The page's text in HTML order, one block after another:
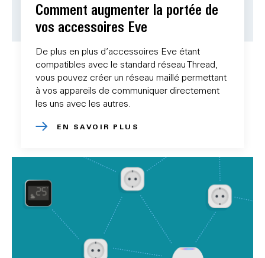
Comment augmenter la portée de
vos accessoires Eve
De plus en plus d’accessoires Eve étant
compatibles avec le standard réseau Thread,
vous pouvez créer un réseau maillé permettant
à vos appareils de communiquer directement
les uns avec les autres.
EN SAVOIR PLUS